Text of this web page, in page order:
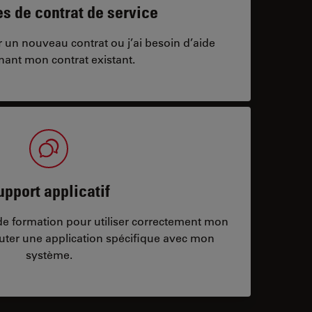
de contrat de service
nouveau contrat ou j’ai besoin d’aide
mon contrat existant.
applicatif
formation pour utiliser correctement mon
une application spécifique avec mon
système.